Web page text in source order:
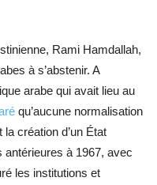
Rami Hamdallah,
à s’abstenir. A
arabe qui avait lieu au
qu’aucune normalisation
création d’un État
antérieures à 1967, avec
les institutions et